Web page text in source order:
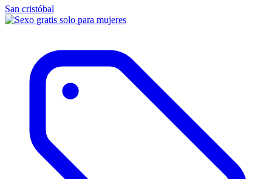
San cristóbal